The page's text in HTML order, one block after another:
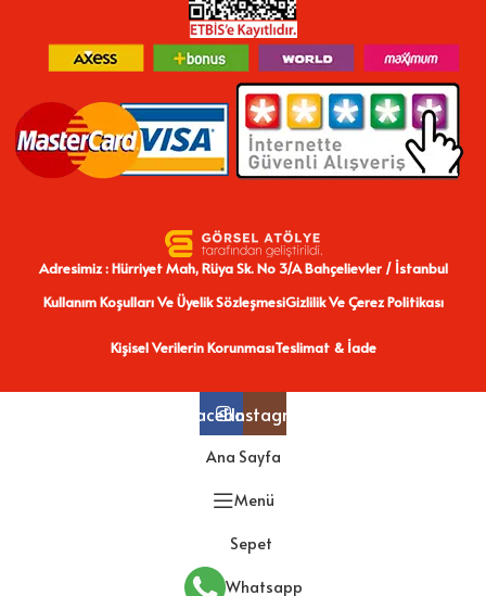
Adresimiz : Hürriyet Mah, Rüya Sk. No 3/A Bahçelievler / İstanbul
Kullanım Koşulları Ve Üyelik SözleşmesiGizlilik Ve Çerez Politikası
Kişisel Verilerin KorunmasıTeslimat & İade
FacebookInstagram
Ana Sayfa
Menü
Sepet
Whatsapp